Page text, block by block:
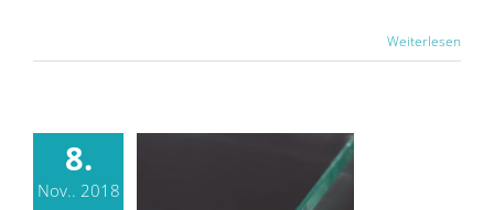
Weiterlesen
8.
Nov.. 2018